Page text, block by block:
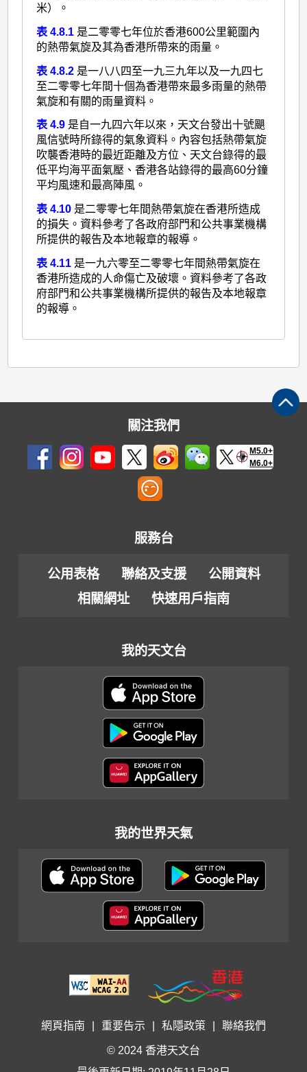
米）。
表 4.8.1 是二零零七年位於香港600公里範圍內
的熱帶氣旋及其為香港所帶來的雨量。
表 4.8.2 是一八八四至一九三九年以及一九四七
至二零零七年間十個為香港帶來最多雨量的熱帶
氣旋和有關的雨量資料。
表 4.9 是自一九四六年以來，天文台發出十號颶
風信號時所錄得的氣象資料。內容包括熱帶氣旋
吹襲香港時的最近距離及方位、天文台錄得的最
低平均海平面氣壓、香港各站錄得的最高60分鐘
平均風速和最高陣風。
表 4.10 是二零零七年間熱帶氣旋在香港所造成
的損失。資料參考了各政府部門和公共事業機構
所提供的報告及本地報章的報導。
表 4.11 是一九六零至二零零七年間熱帶氣旋在
香港所造成的人命傷亡及破壞。資料參考了各政
府部門和公共事業機構所提供的報告及本地報章
的報導。
關注我們
M5.0+
M6.0+
服務台
公用表格 聯絡及支援
公開資料
相關網址
快速用戶指南
我的天文台
我的世界天氣
網頁指南 重要告示 私隱政策 聯絡我們
© 2024 香港天文台